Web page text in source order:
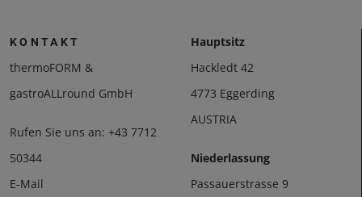
KONTAKT
thermoFORM &
gastroALLround GmbH
Rufen Sie uns an: +43 7712
50344
E-Mail
Hauptsitz
Hackledt 42
4773 Eggerding
AUSTRIA
Niederlassung
Passauerstrasse 9